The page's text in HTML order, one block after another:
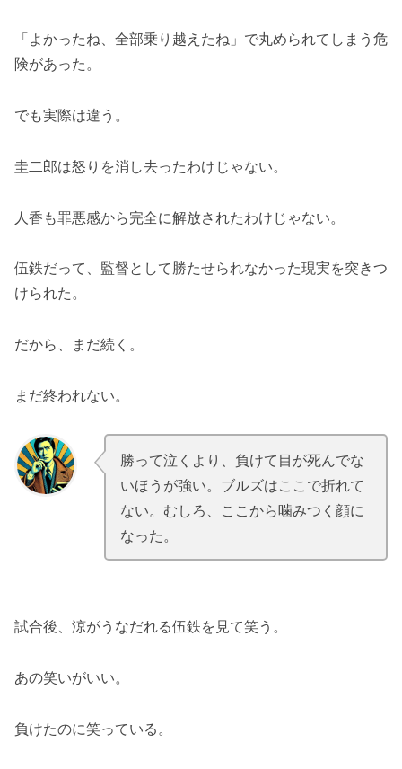
「よかったね、全部乗り越えたね」で丸められてしまう危
険があった。
でも実際は違う。
圭二郎は怒りを消し去ったわけじゃない。
人香も罪悪感から完全に解放されたわけじゃない。
伍鉄だって、監督として勝たせられなかった現実を突きつ
けられた。
だから、まだ続く。
まだ終われない。
.
勝って泣くより、負けて目が死んでな
いほうが強い。ブルズはここで折れて
ない。むしろ、ここから噛みつく顔に
なった。
.
試合後、涼がうなだれる伍鉄を見て笑う。
あの笑いがいい。
負けたのに笑っている。